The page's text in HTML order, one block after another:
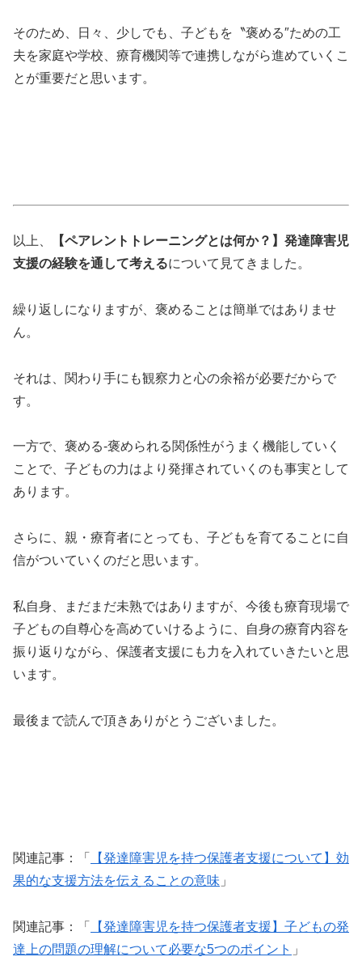
そのため、日々、少しでも、子どもを〝褒める″ための工
夫を家庭や学校、療育機関等で連携しながら進めていくこ
とが重要だと思います。
以上、
【ペアレントトレーニングとは何か？】発達障害児
支援の経験を通して考えるについて見てきました。
繰り返しになりますが、褒めることは簡単ではありませ
ん。
それは、関わり手にも観察力と心の余裕が必要だからで
す。
一方で、褒める‐褒められる関係性がうまく機能していく
ことで、子どもの力はより発揮されていくのも事実として
あります。
さらに、親・療育者にとっても、子どもを育てることに自
信がついていくのだと思います。
私自身、まだまだ未熟ではありますが、今後も療育現場で
子どもの自尊心を高めていけるように、自身の療育内容を
振り返りながら、保護者支援にも力を入れていきたいと思
います。
最後まで読んで頂きありがとうございました。
関連記事：「
【発達障害児を持つ保護者支援について】効
果的な支援方法を伝えることの意味 」
関連記事：「
【発達障害児を持つ保護者支援】子どもの発
達上の問題の理解について必要な5つのポイント 」